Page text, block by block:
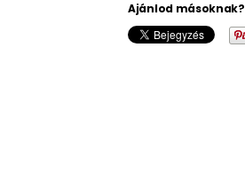
Ajánlod másoknak?